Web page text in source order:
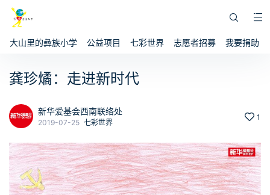
大山里的彝族小学 公益项目 七彩世界 志愿者招募 我要捐助
龚珍燏：走进新时代
新华爱基会西南联络处
2019-07-25 七彩世界
1